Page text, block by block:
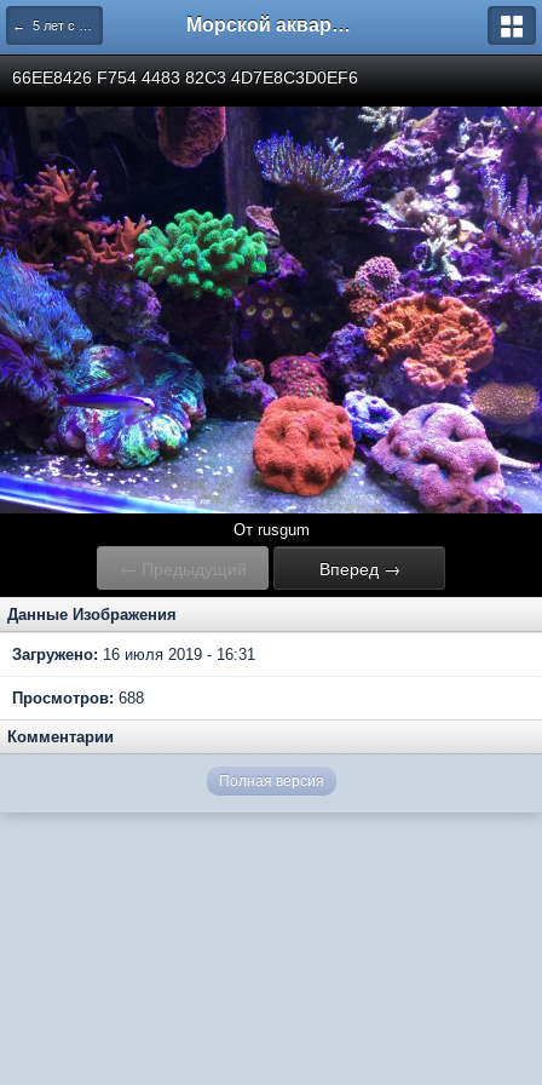
← 5 лет с ТМ Морской аквариум. Форумы ReefCentral.ru
66EE8426 F754 4483 82C3 4D7E8C3D0EF6
От rusgum
← Предыдущий Вперед →
Данные Изображения
Загружено: 16 июля 2019 - 16:31
Просмотров: 688
Комментарии
Полная версия